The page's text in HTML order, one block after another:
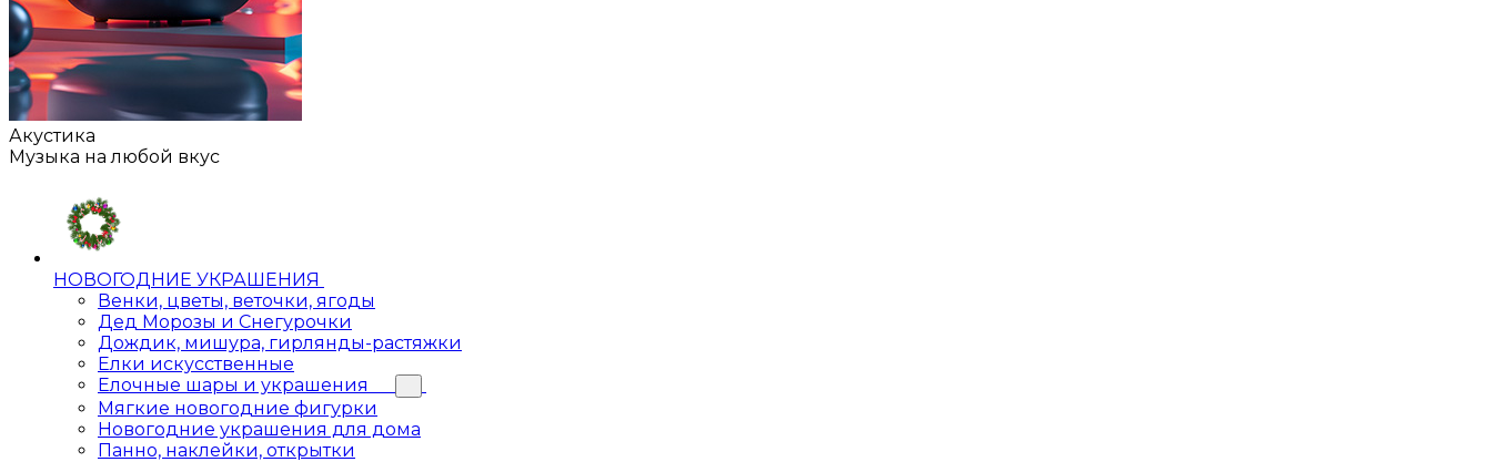
Акустика
Музыка на любой вкус
НОВОГОДНИЕ УКРАШЕНИЯ
Венки, цветы, веточки, ягоды
Дед Морозы и Снегурочки
Дождик, мишура, гирлянды-растяжки
Елки искусственные
Елочные шары и украшения
Мягкие новогодние фигурки
Новогодние украшения для дома
Панно, наклейки, открытки